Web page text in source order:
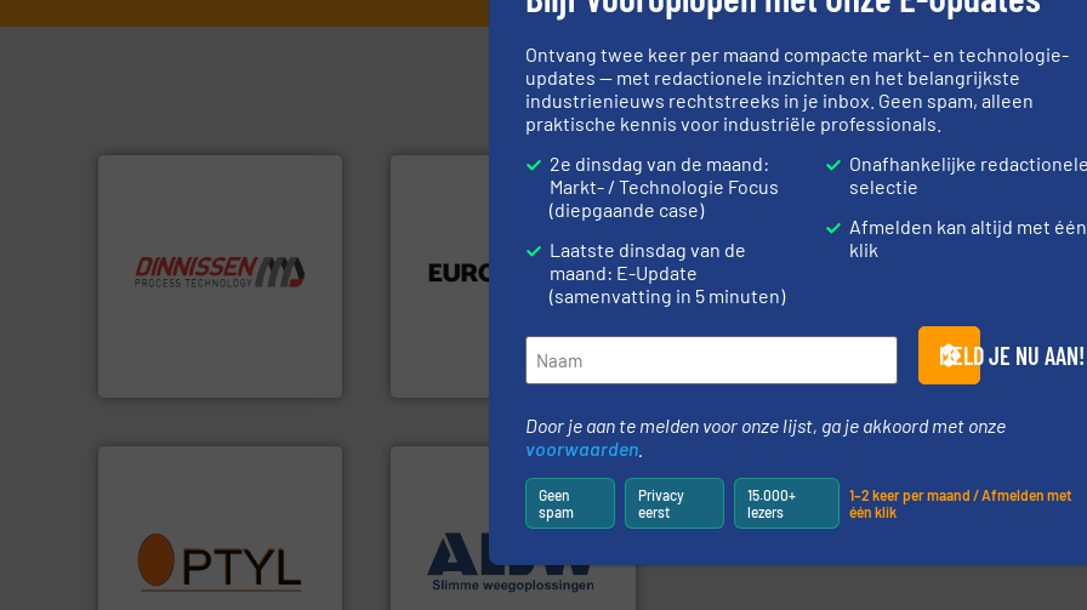
Partners
stortgoedtechnologie.
Trusted by the best”.Meer
info ➜
Compensatoren is al meer
dan dertig jaar actief op het
gebied van flexibele
verbindingen en
vloeistofdosering, met
name bij lastig te verwerken
DMN-
Maatwerk in
plastic-,
mineralen-,
biomassa
Meer info ➜
QAL1 metingen: Optyl is het
aanspreekpunt voor uw
vragen omtrent stof.Meer
aan weegapparatuur en -
componenten diverse
geautomatiseerde
weegoplossingen.
Ontvang twee keer per maand compacte markt- en technologie-
updates — met redactionele inzichten en het belangrijkste
industrienieuws rechtstreeks in je inbox. Geen spam, alleen
praktische kennis voor industriële professionals.
2e dinsdag van de maand:
Markt- / Technologie Focus
(diepgaande case)
Laatste dinsdag van de
maand: E-Update
(samenvatting in 5 minuten)
Onafhankelijke redactionele
selectie
Afmelden kan altijd met één
klik
MELD JE NU AAN!
Door je aan te melden voor onze lijst, ga je akkoord met onze
voorwaarden
Geen
spam
Privacy
eerst
15.000+
lezers
1–2 keer per maand / Afmelden met
één klik